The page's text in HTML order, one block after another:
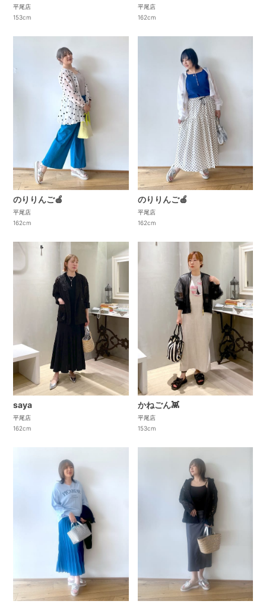
平尾店
153cm
平尾店
162cm
のりりんご🍎
平尾店
162cm
のりりんご🍎
平尾店
162cm
saya
平尾店
162cm
かねごん👾
平尾店
153cm